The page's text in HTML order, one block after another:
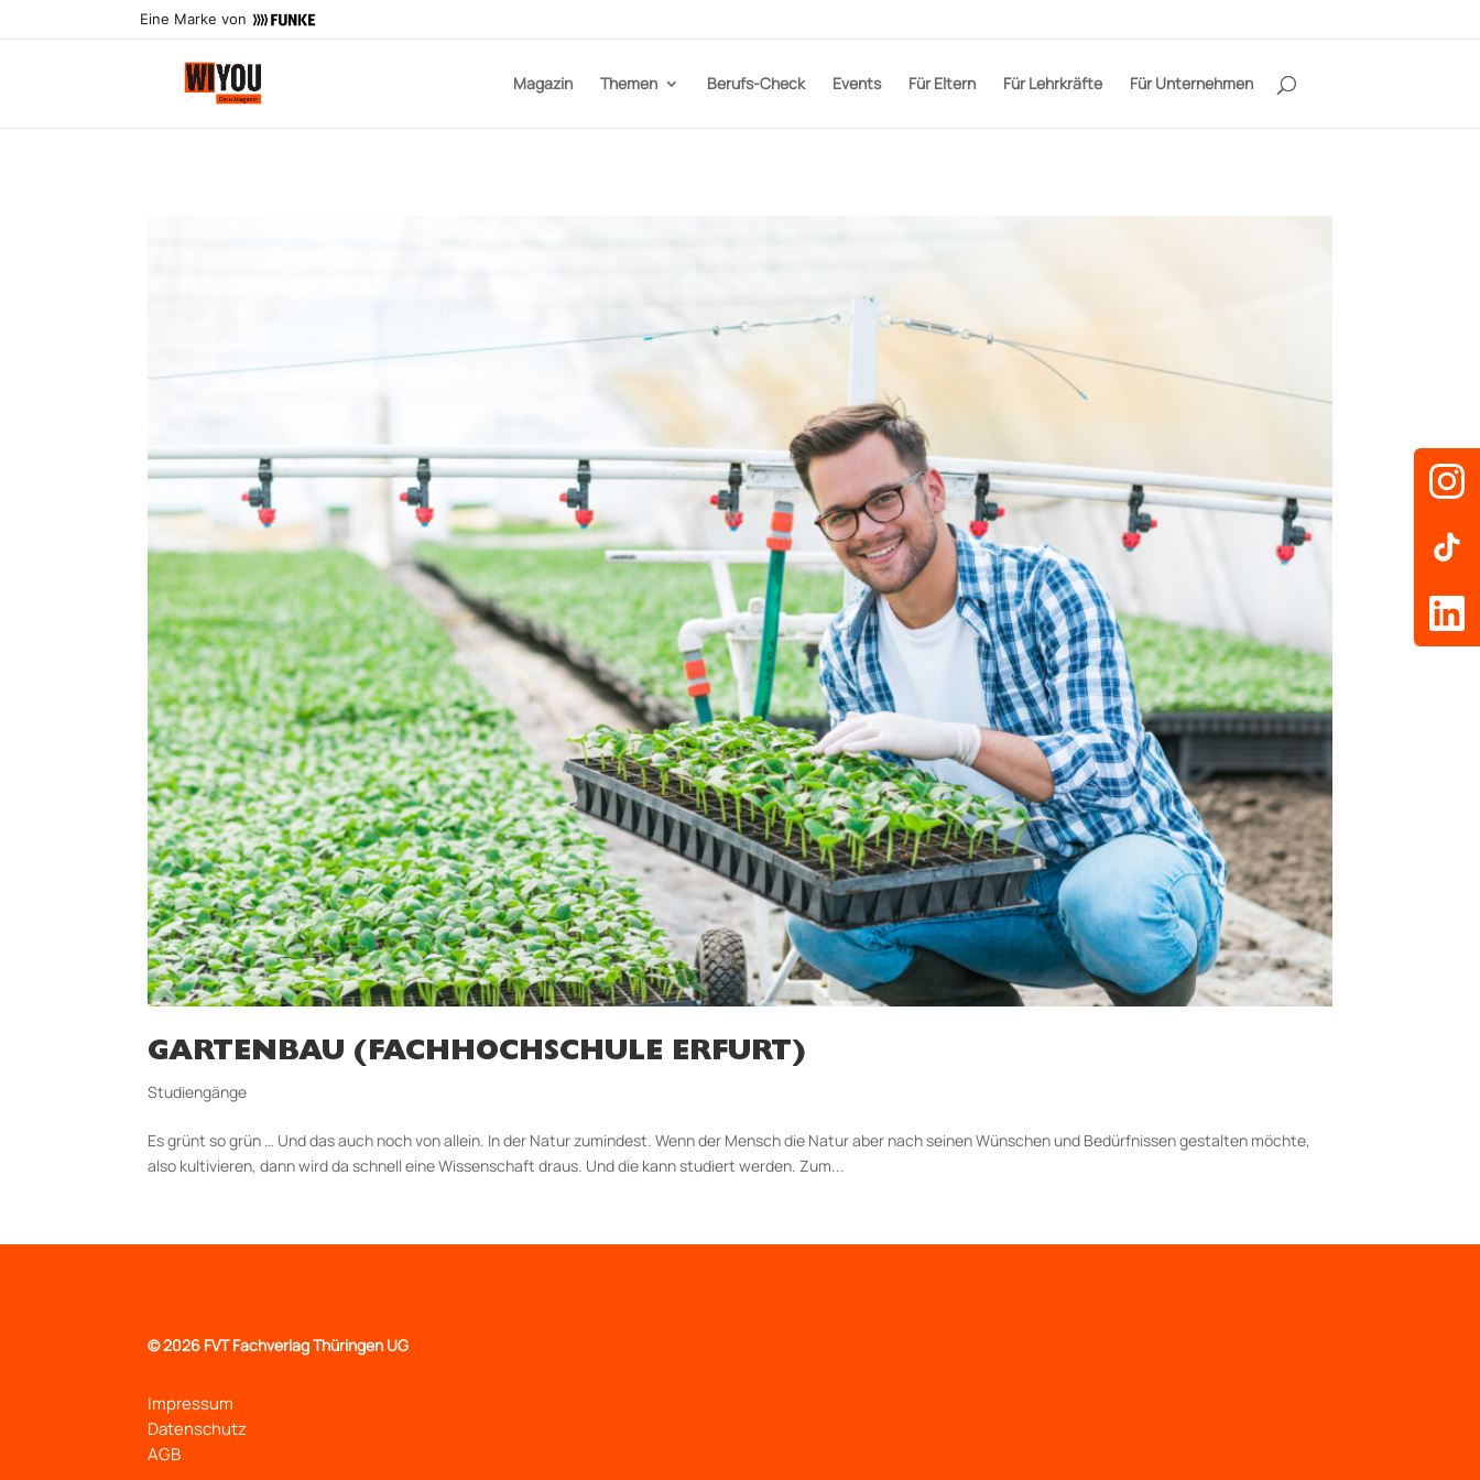
Eine Marke von
Magazin Themen Berufs-Check Events Für Eltern Für Lehrkräfte Für Unternehmen
GARTENBAU (FACHHOCHSCHULE ERFURT)
Studiengänge
Es grünt so grün … Und das auch noch von allein. In der Natur zumindest. Wenn der Mensch die Natur aber nach seinen Wünschen und Bedürfnissen gestalten möchte,
also kultivieren, dann wird da schnell eine Wissenschaft draus. Und die kann studiert werden. Zum...
©2026 FVT Fachverlag Thüringen UG
Impressum
Datenschutz
AGB